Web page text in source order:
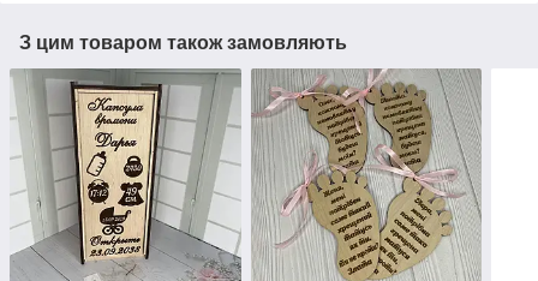
З цим товаром також замовляють